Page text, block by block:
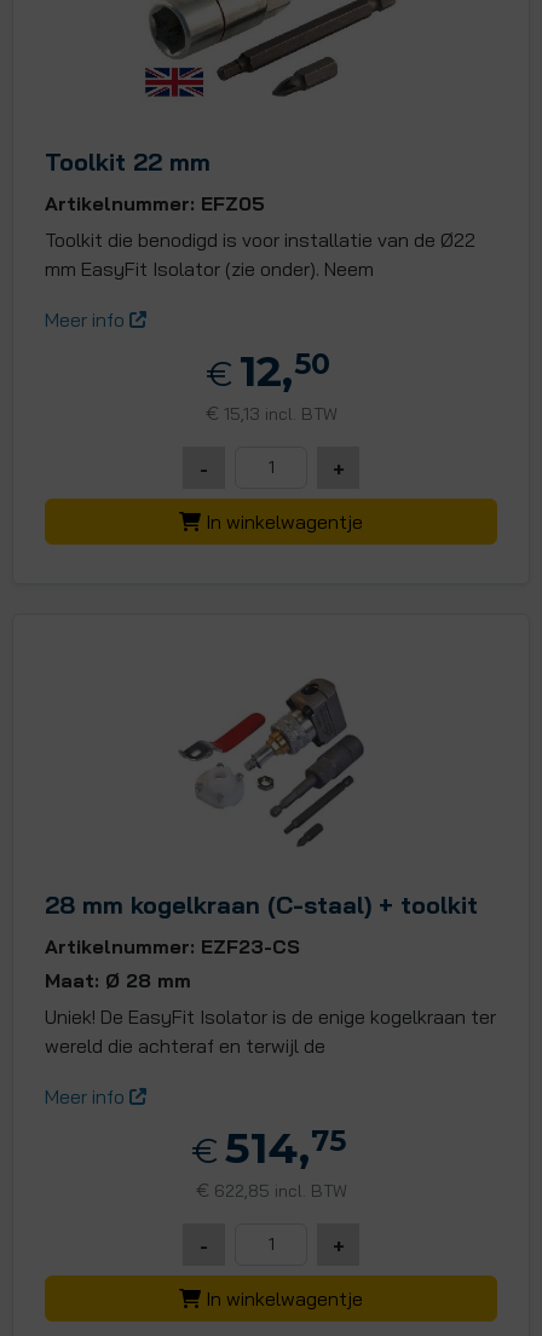
Toolkit 22 mm
Artikelnummer: EFZ05
Toolkit die benodigd is voor installatie van de Ø22
mm EasyFit Isolator (zie onder). Neem
Meer info
€ 12,50
€ 15,13 incl. BTW
- +
In winkelwagentje
28 mm kogelkraan (C-staal) + toolkit
Artikelnummer: EZF23-CS
Maat: Ø 28 mm
Uniek! De EasyFit Isolator is de enige kogelkraan ter
wereld die achteraf en terwijl de
Meer info
€ 514,75
€ 622,85 incl. BTW
- +
In winkelwagentje